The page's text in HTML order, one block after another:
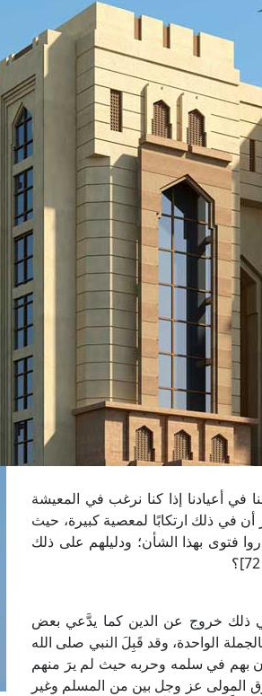
في أعيادنا إذا كنا نرغب في المعيشة
أن في ذلك ارتكابًا لمعصية كبيرة، حيث
فتوى بهذا الشأن؛ ودليلهم على ذلك
ذلك خروج عن الدين كما يدَّعي بعض
الواحدة، وقد قَبِلَ النبي صلى الله
بهم في سلمه وحربه حيث لم يرَ منهم
المولى عز وجل بين من المسلم وغير